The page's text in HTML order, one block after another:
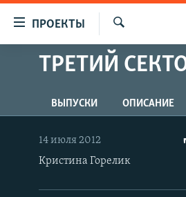
упрощенного
Вернуться
к
основному
содержанию
Вернутся
ПРОЕКТЫ
ПРОГРАММЫ
АВТОРСКИЕ ПРОЕКТЫ
ЦИТАТЫ СВОБОДЫ
МНЕНИЯ
КУЛЬТУРА
ТРЕТИЙ
ВЫПУСКИ ОПИСАНИЕ
14 июля 2012
Кристина Горелик